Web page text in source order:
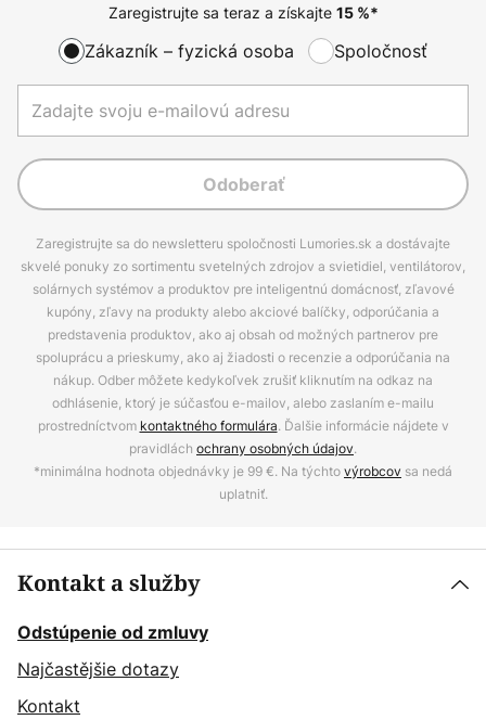
Zaregistrujte sa teraz a získajte 15%*
Zákazník – fyzická osoba Spoločnosť
Odoberať
Zaregistrujte sa do newsletteru spoločnosti Lumories.sk a dostávajte
skvelé ponuky zo sortimentu svetelných zdrojov a svietidiel, ventilátorov,
solárnych systémov a produktov pre inteligentnú domácnosť, zľavové
kupóny, zľavy na produkty alebo akciové balíčky, odporúčania a
predstavenia produktov, ako aj obsah od možných partnerov pre
spoluprácu a prieskumy, ako aj žiadosti o recenzie a odporúčania na
nákup. Odber môžete kedykoľvek zrušiť kliknutím na odkaz na
odhlásenie, ktorý je súčasťou e-mailov, alebo zaslaním e-mailu
prostredníctvom kontaktného formulára. Ďalšie informácie nájdete v
pravidlách ochrany osobných údajov.
*minimálna hodnota objednávky je 99 €. Na týchtovýrobcov sa nedá
uplatniť.
Kontakt a služby
Odstúpenie od zmluvy
Najčastějšie dotazy
Kontakt